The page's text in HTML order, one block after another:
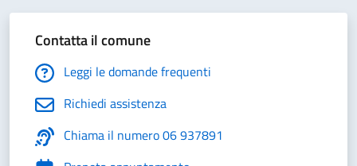
Contatta il comune
Leggi le domande frequenti
Richiedi assistenza
Chiama il numero 06 937891